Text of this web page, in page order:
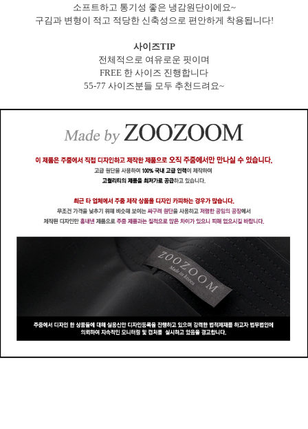
소프트하고 통기성 좋은 냉감원단이에요~
구김과 변형이 적고 적당한 신축성으로 편안하게 착용됩니다!
사이즈TIP
전체적으로 여유로운 핏이며
FREE 한 사이즈 진행합니다
55-77 사이즈분들 모두 추천드려요~